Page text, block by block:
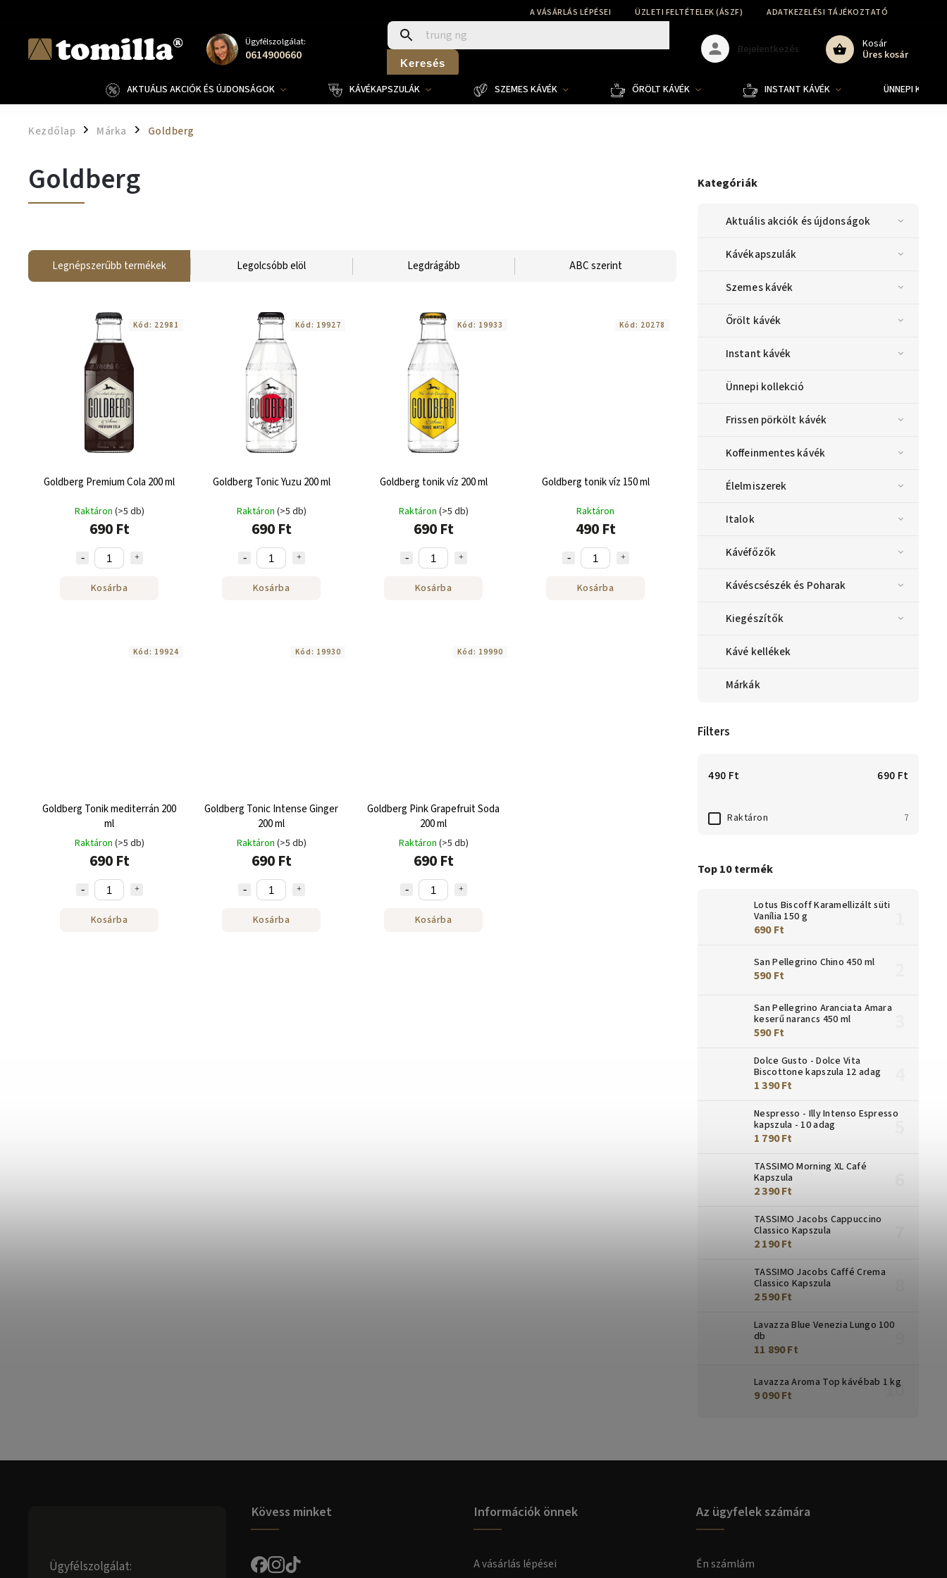
A VÁSÁRLÁS LÉPÉSEI ÜZLETI FELTÉTELEK (ÁSZF) ADATKEZELÉSI TÁJÉKOZTATÓ
Ügyfélszolgálat:
0614900660 Keresés
Kosár
Üres kosár
Bejelentkezés
AKTUÁLIS AKCIÓK ÉS ÚJDONSÁGOK KÁVÉKAPSZULÁK SZEMES KÁVÉK ŐRÖLT KÁVÉK INSTANT KÁVÉK ÜNNEPI
Kezdőlap / Márka / Goldberg
Kategóriák
Aktuális akciók és újdonságok
Kávékapszulák
Szemes kávék
Őrölt kávék
Instant kávék
Ünnepi kollekció
Frissen pörkölt kávék
Koffeinmentes kávék
Élelmiszerek
Italok
Kávéfőzők
Kávéscsészék és Poharak
Kiegészítők
Kávé kellékek
Márkák
Filters
490 Ft 690 Ft
Raktáron 7
Top 10 termék
Lotus Biscoff Karamellizált süti
Vanília 150 g
690 Ft
San Pellegrino Chino 450 ml
590 Ft
San Pellegrino Aranciata Amara
keserű narancs 450 ml
590 Ft
Dolce Gusto - Dolce Vita
Biscottone kapszula 12 adag
1 390 Ft
Nespresso - Illy Intenso Espresso
kapszula - 10 adag
1 790 Ft
TASSIMO Morning XL Café
Kapszula
2 390 Ft
TASSIMO Jacobs Cappuccino
Classico Kapszula
2 190 Ft
TASSIMO Jacobs Caffé Crema
Classico Kapszula
2 590 Ft
Lavazza Blue Venezia Lungo 100
db
11 890 Ft
Lavazza Aroma Top kávébab 1 kg
9 090 Ft
Goldberg
Legnépszerűbb termékek Legolcsóbb elöl Legdrágább ABC szerint
Goldberg Premium Cola 200 ml
Raktáron (>5 db)
690 Ft
Kosárba
Kód: 22981
Goldberg Tonic Yuzu 200 ml
Raktáron (>5 db)
690 Ft
Kosárba
Kód: 19927
Goldberg tonik víz 200 ml
Raktáron (>5 db)
690 Ft
Kosárba
Kód: 19933
Goldberg tonik víz 150 ml
Raktáron
490 Ft
Kosárba
Kód: 20278
Goldberg Tonik mediterrán 200
ml
Raktáron (>5 db)
690 Ft
Kosárba
Kód: 19924
Goldberg Tonic Intense Ginger
200 ml
Raktáron (>5 db)
690 Ft
Kosárba
Kód: 19930
Goldberg Pink Grapefruit Soda
200 ml
Raktáron (>5 db)
690 Ft
Kosárba
Kód: 19990
Ügyfélszolgálat:
Kövess minket Információk önnek
A vásárlás lépései
Az ügyfelek számára
Én számlám